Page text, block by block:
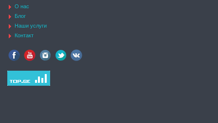
О нас
Блог
Наши услуги
Контакт